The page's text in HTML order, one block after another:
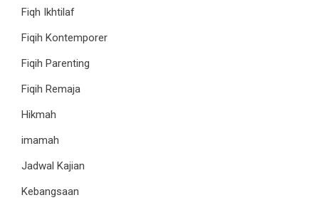
Fiqh Ikhtilaf
Fiqih Kontemporer
Fiqih Parenting
Fiqih Remaja
Hikmah
imamah
Jadwal Kajian
Kebangsaan